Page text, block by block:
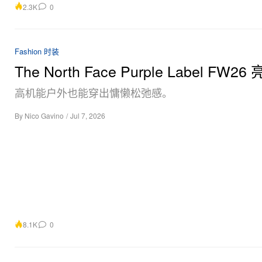
2.3K 0
Fashion 时装
The North Face Purple Label FW26
高机能户外也能穿出慵懒松弛感。
By Nico Gavino / Jul 7, 2026
8.1K 0